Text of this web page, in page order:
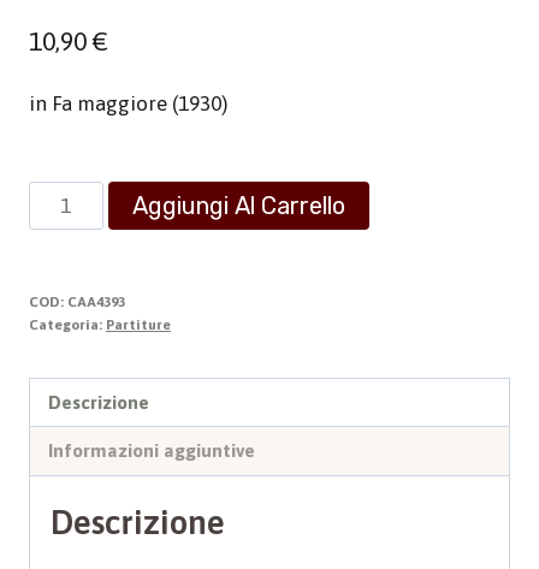
10,90€
in Fa maggiore (1930)
Preludio
per
quantità
Aggiungi Al Carrello
COD: CAA4393
Categoria: Partiture
Descrizione
Informazioni aggiuntive
Descrizione